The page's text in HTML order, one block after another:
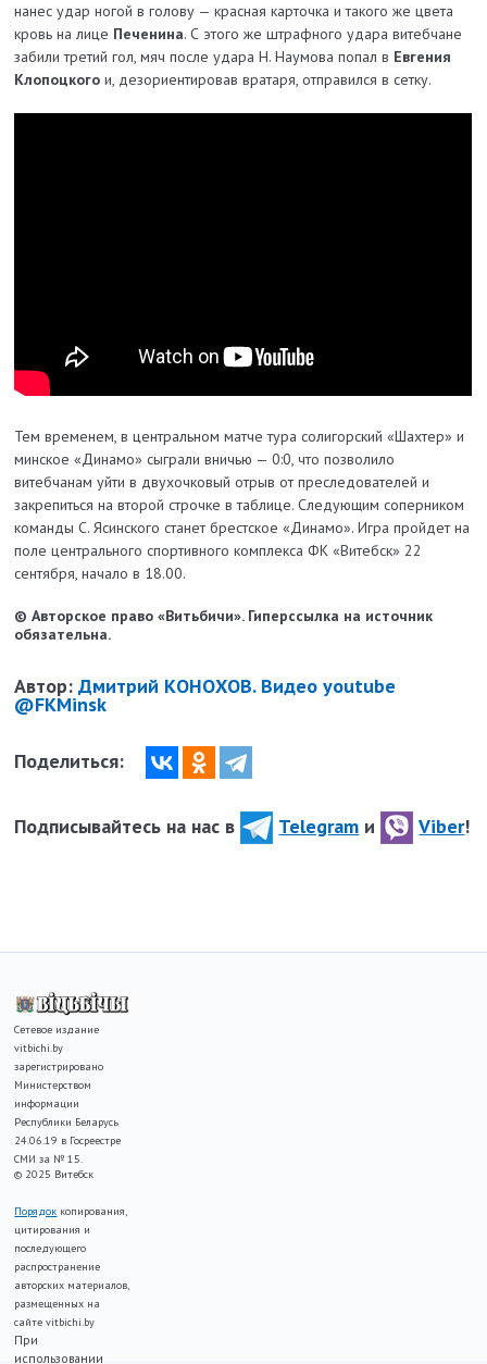
нанес удар ногой в голову — красная карточка и такого же цвета
кровь на лице Печенина. С этого же штрафного удара витебчане
забили третий гол, мяч после удара Н. Наумова попал в Евгения
Клопоцкого и, дезориентировав вратаря, отправился в сетку.
Тем временем, в центральном матче тура солигорский «Шахтер» и
минское «Динамо» сыграли вничью — 0:0, что позволило
витебчанам уйти в двухочковый отрыв от преследователей и
закрепиться на второй строчке в таблице. Следующим соперником
команды С. Ясинского станет брестское «Динамо». Игра пройдет на
поле центрального спортивного комплекса ФК «Витебск» 22
сентября, начало в 18.00.
© Авторское право «Витьбичи». Гиперссылка на источник
обязательна.
Автор:Дмитрий КОНОХОВ. Видео youtube
@FKMinsk
Поделиться:
Подписывайтесь на нас в Telegram и Viber!
Сетевое издание
vitbichi.by
зарегистрировано
Министерством
информации
Республики Беларусь
24.06.19 в Госреестре
СМИ за № 15.
© 2025 Витебск
Порядок копирования,
цитирования и
последующего
распространение
авторских материалов,
размещенных на
сайте vitbichi.by
При
использовании